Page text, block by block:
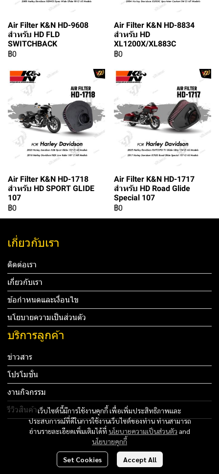
Air Filter K&N HD-9608
สำหรับ HD FLD
SWITCHBACK
฿0
Air Filter K&N HD-8834
สำหรับ HD
XL1200X/XL883C
฿0
Air Filter K&N HD-1718
สำหรับ HD SPORT GLIDE
107
฿0
Air Filter K&N HD-1717
สำหรับ HD Road Glide
Special 107
฿0
เว็บไซต์นี้มีการใช้งานคุกกี้ เพื่อเพิ่มประสิทธิภาพและ
ประสบการณ์ที่ดีในการใช้งานเว็บไซต์ของท่าน ท่านสามารถ
อ่านรายละเอียดเพิ่มเติมได้ที่ นโยบายความเป็นส่วนตัว and
นโยบายคุกกี้
Set Cookies Accept All
เกี่ยวกับเรา
ติดต่อเรา
เกี่ยวกับเรา
ข้อกำหนดและเงื่อนไข
นโยบายความเป็นส่วนตัว
บริการลูกค้า
ข่าวสาร
โปรโมชั่น
งานกิจกรรม
รีวิวสินค้า
Tel: 012 345 67890 Email: mail@yourdomain.com